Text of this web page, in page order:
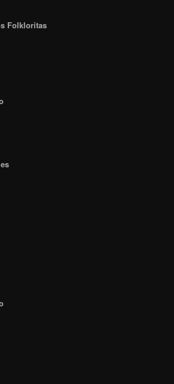
Folkloritas